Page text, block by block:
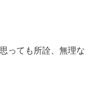
っても所詮、無理な